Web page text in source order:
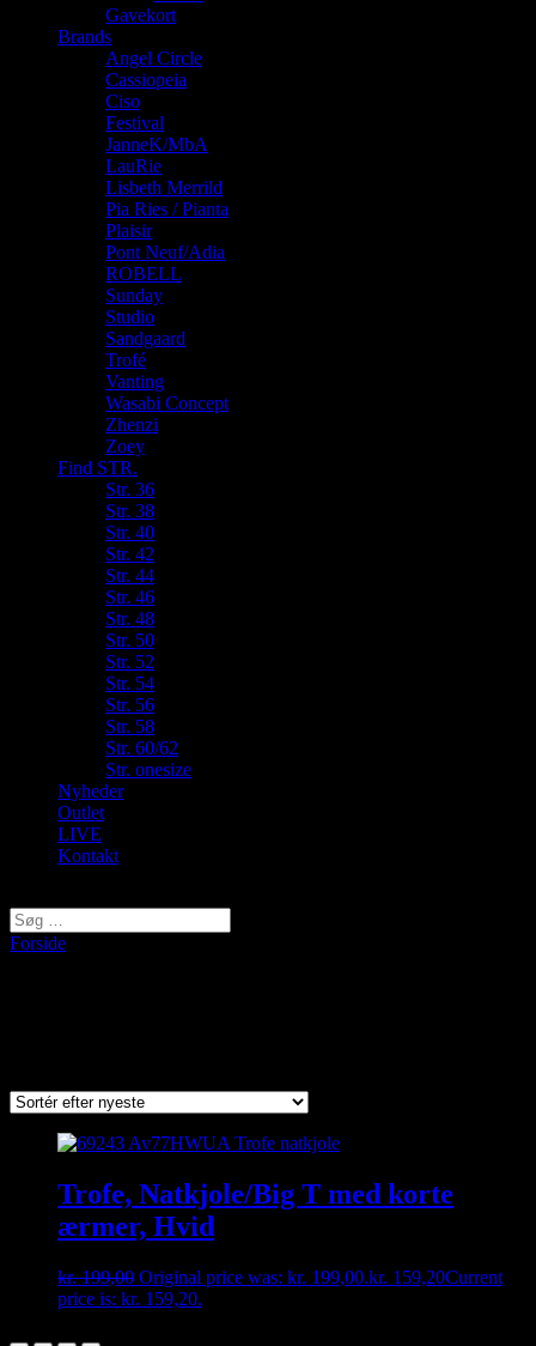
Gavekort
Brands
Angel Circle
Cassiopeia
Ciso
Festival
JanneK/MbA
LauRie
Lisbeth Merrild
Pia Ries / Pianta
Plaisir
Pont Neuf/Adia
ROBELL
Sunday
Studio
Sandgaard
Trofé
Vanting
Wasabi Concept
Zhenzi
Zoey
Find STR.
Str. 36
Str. 38
Str. 40
Str. 42
Str. 44
Str. 46
Str. 48
Str. 50
Str. 52
Str. 54
Str. 56
Str. 58
Str. 60/62
Str. onesize
Nyheder
Outlet
LIVE
Kontakt
Forside
Trofe, Natkjole/Big T med korte
ærmer, Hvid
kr.199,00 Original price was: kr. 199,00.kr. 159,20Current
price is: kr. 159,20.